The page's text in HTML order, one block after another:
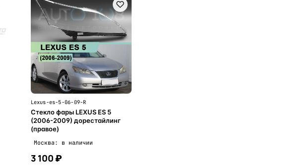
Lexus-es-5-06-09-R
Стекло фары LEXUS ES 5
(2006-2009) дорестайлинг
(правое)
Москва: в наличии
3 100 ₽